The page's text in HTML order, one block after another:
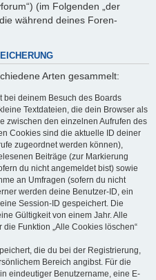
(im Folgenden „der
während deines Foren-
Arten gesammelt:
bei deinem Besuch des Boards
Textdateien, die dein Browser als
zwischen den einzelnen Aufrufen des
Cookies sind die aktuelle ID deiner
zugeordnet werden können),
Beiträge (zur Markierung
du nicht angemeldet bist) sowie
an Umfragen (sofern du nicht
werden deine Benutzer-ID, ein
Session-ID gespeichert. Die
Gültigkeit von einem Jahr. Alle
Funktion „Alle Cookies löschen“
die du bei der Registrierung,
Bereich angibst. Für die
eindeutiger Benutzername, eine E-